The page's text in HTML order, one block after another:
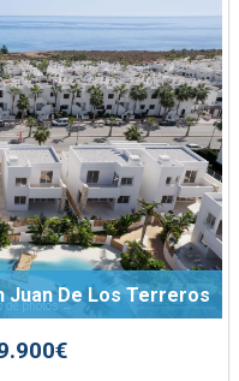
de photos →
Juan De Los Terreros